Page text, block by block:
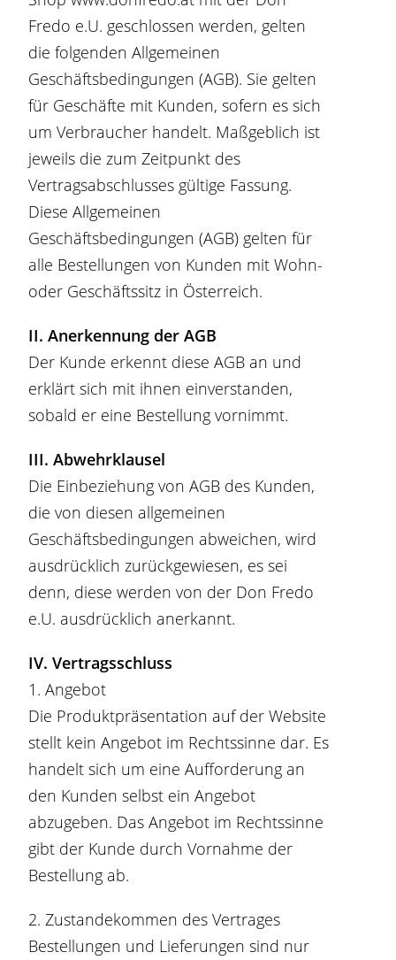
Fredo e.U. geschlossen werden, gelten
die folgenden Allgemeinen
Geschäftsbedingungen (AGB). Sie gelten
für Geschäfte mit Kunden, sofern es sich
um Verbraucher handelt. Maßgeblich ist
jeweils die zum Zeitpunkt des
Vertragsabschlusses gültige Fassung.
Diese Allgemeinen
Geschäftsbedingungen (AGB) gelten für
alle Bestellungen von Kunden mit Wohn-
oder Geschäftssitz in Österreich.
II. Anerkennung der AGB
Der Kunde erkennt diese AGB an und
erklärt sich mit ihnen einverstanden,
sobald er eine Bestellung vornimmt.
III. Abwehrklausel
Die Einbeziehung von AGB des Kunden,
die von diesen allgemeinen
Geschäftsbedingungen abweichen, wird
ausdrücklich zurückgewiesen, es sei
denn, diese werden von der Don Fredo
e.U. ausdrücklich anerkannt.
IV. Vertragsschluss
1. Angebot
Die Produktpräsentation auf der Website
stellt kein Angebot im Rechtssinne dar. Es
handelt sich um eine Aufforderung an
den Kunden selbst ein Angebot
abzugeben. Das Angebot im Rechtssinne
gibt der Kunde durch Vornahme der
Bestellung ab.
2. Zustandekommen des Vertrages
Bestellungen und Lieferungen sind nur